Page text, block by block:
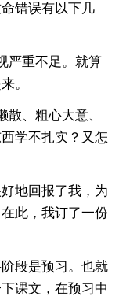
错误有以下几
严重不足。就算
。
、粗心大意、
学不扎实？又怎
地回报了我，为
此，我订了一份
段是预习。也就
课文，在预习中